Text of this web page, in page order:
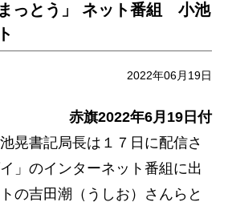
っとう」 ネット番組 小池
2022年06月19日
赤旗2022年6月19日付
晃書記局長は１７日に配信さ
」のインターネット番組に出
の吉田潮（うしお）さんらと